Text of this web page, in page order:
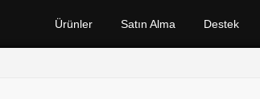
Ürünler Satın Alma Destek